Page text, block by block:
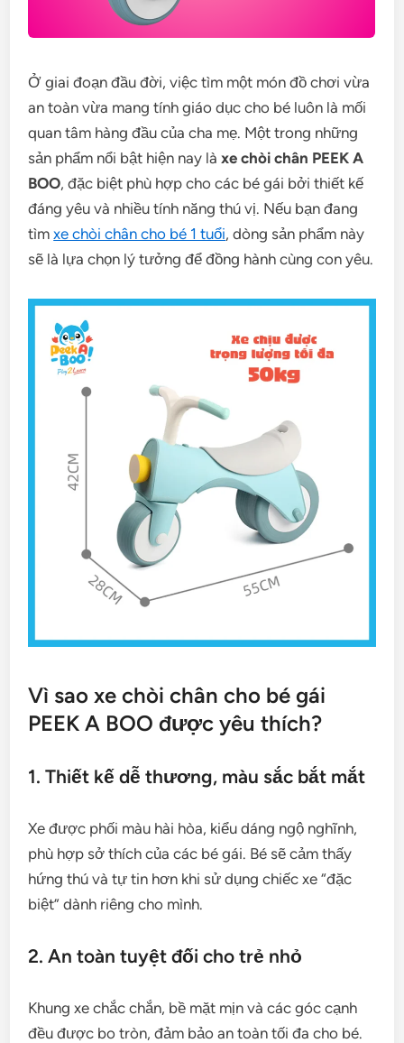
Ở giai đoạn đầu đời, việc tìm một món đồ chơi vừa
an toàn vừa mang tính giáo dục cho bé luôn là mối
quan tâm hàng đầu của cha mẹ. Một trong những
sản phẩm nổi bật hiện nay làxe chòi chân PEEK A
BOO, đặc biệt phù hợp cho các bé gái bởi thiết kế
đáng yêu và nhiều tính năng thú vị. Nếu bạn đang
tìmxe chòi chân cho bé 1 tuổi, dòng sản phẩm này
sẽ là lựa chọn lý tưởng để đồng hành cùng con yêu.
Vì sao xe chòi chân cho bé gái
PEEK A BOO được yêu thích?
1. Thiết kế dễ thương, màu sắc bắt mắt
Xe được phối màu hài hòa, kiểu dáng ngộ nghĩnh,
phù hợp sở thích của các bé gái. Bé sẽ cảm thấy
hứng thú và tự tin hơn khi sử dụng chiếc xe “đặc
biệt” dành riêng cho mình.
2. An toàn tuyệt đối cho trẻ nhỏ
Khung xe chắc chắn, bề mặt mịn và các góc cạnh
đều được bo tròn, đảm bảo an toàn tối đa cho bé.